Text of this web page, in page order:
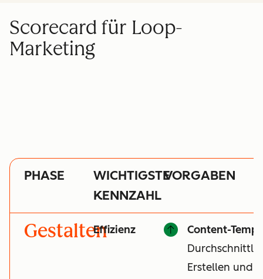
Scorecard für Loop-
Marketing
PHASE
WICHTIGSTE
KENNZAHL
VORGABEN
GestaltenEffizienz
Content-
Erstellen und